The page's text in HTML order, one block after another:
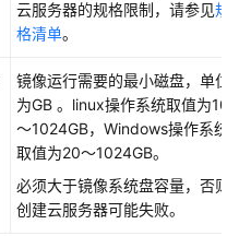
云服务器的规格限制，请参见规
格清单。
镜像运行需要的最小磁盘，单位
为GB 。linux操作系统取值为10
～1024GB，Windows操作系统
取值为20～1024GB。
必须大于镜像系统盘容量，否则
创建云服务器可能失败。